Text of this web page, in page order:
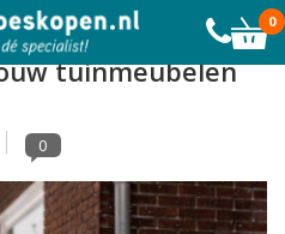
0
TEVREDEN KLANTEN
tuinmeubelen
0